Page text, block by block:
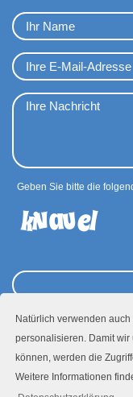
Natürlich verwenden
personalisieren. Damit
können, werden die
Weitere Informationen
Geben Sie bitte die
Absenden